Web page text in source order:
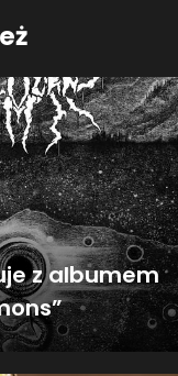
z albumem